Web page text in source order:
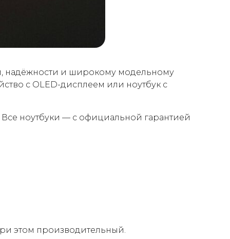
надёжности и широкому модельному
с OLED-дисплеем или ноутбук с
Все ноутбуки — с официальной гарантией
этом производительный.